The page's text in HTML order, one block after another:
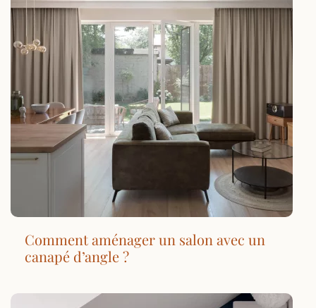
Comment aménager un salon avec un
canapé d’angle ?